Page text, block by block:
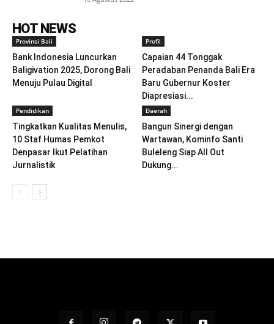
HOT NEWS
Provinsi Bali
Bank Indonesia Luncurkan
Baligivation 2025, Dorong Bali
Menuju Pulau Digital
Profil
Capaian 44 Tonggak
Peradaban Penanda Bali Era
Baru Gubernur Koster
Diapresiasi...
Pendidikan
Tingkatkan Kualitas Menulis,
10 Staf Humas Pemkot
Denpasar Ikut Pelatihan
Jurnalistik
Daerah
Bangun Sinergi dengan
Wartawan, Kominfo Santi
Buleleng Siap All Out
Dukung...